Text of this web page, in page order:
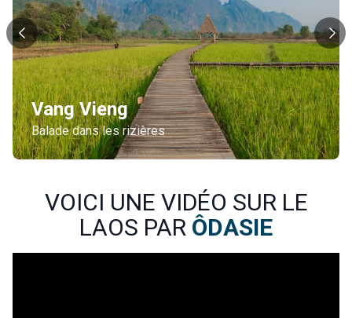
Vang Vieng
Balade dans les rizières
VOICI UNE VIDÉO SUR LE
LAOS PAR ÔDASIE